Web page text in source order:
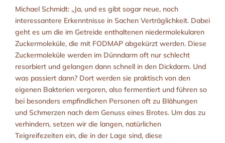
Michael Schmidt: „Ja, und es gibt sogar neue, noch
interessantere Erkenntnisse in Sachen Verträglichkeit. Dabei
geht es um die im Getreide enthaltenen niedermolekularen
Zuckermoleküle, die mit FODMAP abgekürzt werden. Diese
Zuckermoleküle werden im Dünndarm oft nur schlecht
resorbiert und gelangen dann schnell in den Dickdarm. Und
was passiert dann? Dort werden sie praktisch von den
eigenen Bakterien vergoren, also fermentiert und führen so
bei besonders empfindlichen Personen oft zu Blähungen
und Schmerzen nach dem Genuss eines Brotes. Um das zu
verhindern, setzen wir die langen, natürlichen
Teigreifezeiten ein, die in der Lage sind, diese